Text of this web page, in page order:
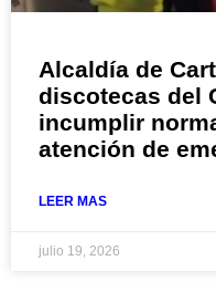
Alcaldía de
discotecas del
incumplir
atención de
LEER MAS
julio 19, 2026